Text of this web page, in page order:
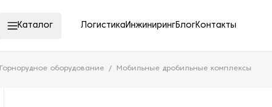
Каталог Логистика ИнжинирингБлогКонтакты
Горнорудное оборудование Мобильные дробильные комплексы